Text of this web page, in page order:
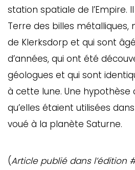
station spatiale de l’Empire.
Terre des billes métalliques,
de Klerksdorp et qui sont
d’années, qui ont été
géologues et qui sont
à cette lune. Une hypothèse
qu’elles étaient utilisées
voué à la planète Saturne.
(Article publié dans l’édition